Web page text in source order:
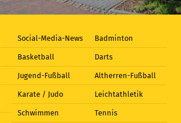
Social-Media-News Badminton
Basketball Darts
Jugend-Fußball Altherren-Fußball
Karate / Judo Leichtathletik
Schwimmen Tennis